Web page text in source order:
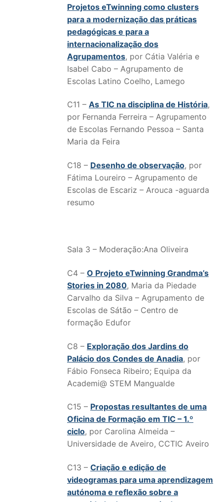
Projetos eTwinning como clusters
para a modernização das práticas
pedagógicas e para a
internacionalização dos
Agrupamentos, por Cátia Valéria e
Isabel Cabo – Agrupamento de
Escolas Latino Coelho, Lamego
C11 – As TIC na disciplina de História,
por Fernanda Ferreira – Agrupamento
de Escolas Fernando Pessoa – Santa
Maria da Feira
C18 – Desenho de observação, por
Fátima Loureiro – Agrupamento de
Escolas de Escariz – Arouca -aguarda
resumo
Sala 3 – Moderação:Ana Oliveira
C4 – O Projeto eTwinning Grandma’s
Stories in 2080, Maria da Piedade
Carvalho da Silva – Agrupamento de
Escolas de Sátão – Centro de
formação Edufor
C8 – Exploração dos Jardins do
Palácio dos Condes de Anadia, por
Fábio Fonseca Ribeiro; Equipa da
Academi@ STEM Mangualde
C15 – Propostas resultantes de uma
Oficina de Formação em TIC – 1.º
ciclo, por Carolina Almeida –
Universidade de Aveiro, CCTIC Aveiro
C13 – Criação e edição de
videogramas para uma aprendizagem
autónoma e reflexão sobre a